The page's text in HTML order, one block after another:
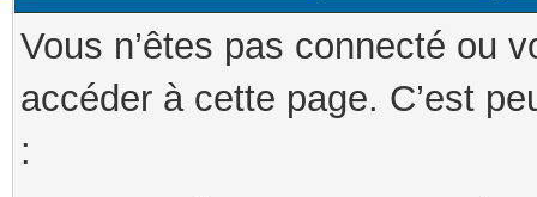
Vous n’êtes pas connecté ou
accéder à cette page. C’est
: